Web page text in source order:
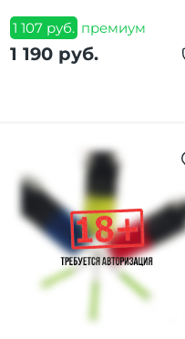
1 107 руб. премиум
1 190 руб.